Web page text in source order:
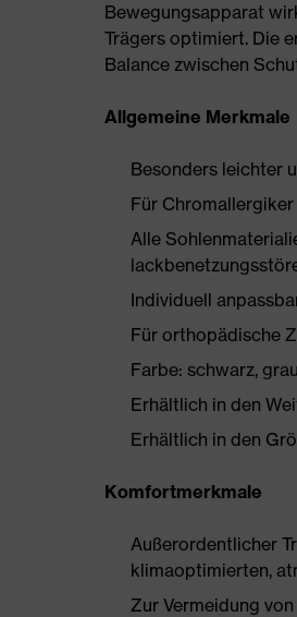
Bewegungsapparat
Trägers optimiert. Die
Balance zwischen
Allgemeine Merkmale
Besonders leichter
Für
Alle
Individuell
Für orthopädische
Farbe: schwarz, grau
Erhältlich in den
Erhältlich in den
Komfortmerkmale
Außerordentlicher
klimaoptimierten,
Zur Vermeidung